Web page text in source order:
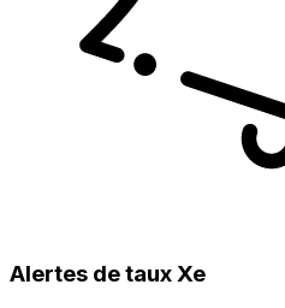
Alertes de taux Xe